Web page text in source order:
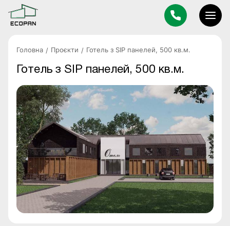
Головна Проєкти Готель з SIP панелей, 500 кв.м.
Готель з SIP панелей, 500 кв.м.